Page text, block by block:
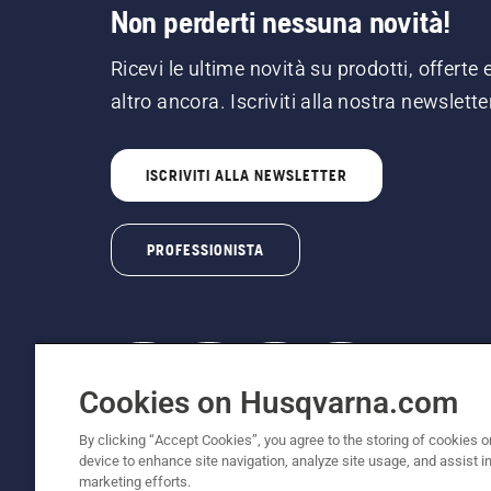
Non perderti nessuna novità!
Ricevi le ultime novità su prodotti, offerte
altro ancora. Iscriviti alla nostra
ISCRIVITI ALLA NEWSLETTER
PROFESSIONISTA
© Husqvarna AB (publ). Tutti i diritti riservati.
comprensivi di I.V.A. vigente. FERCAD SpA -
C.F. 01252490246 - REA 154821 - Società
Cookies on Husqvarna.com
By clicking “Accept Cookies”, you agree to the storing of cookies
device to enhance site navigation, analyze site usage, and assist
marketing efforts.